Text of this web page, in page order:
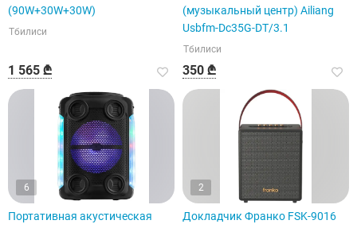
(90W+30W+30W)
Тбилиси
1 565 ₾
(музыкальный центр) Ailiang
Usbfm-Dc35G-DT/3.1
Тбилиси
350 ₾
6
Портативная акустическая
2
Докладчик Франко FSK-9016